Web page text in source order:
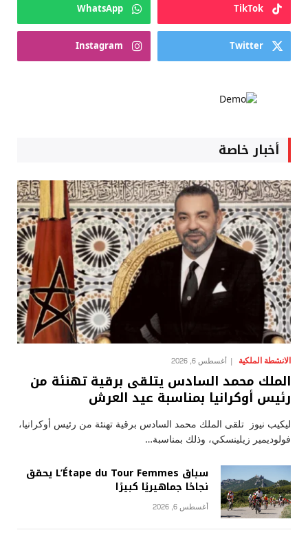
TikTok
WhatsApp
Twitter
Instagram
أخبار خاصة
الانشطة الملكية أغسطس 6, 2026
الملك محمد السادس يتلقى برقية تهنئة من
رئيس أوكرانيا بمناسبة عيد العرش
ليكيب نيوز تلقى الملك محمد السادس برقية تهنئة من رئيس أوكرانيا،
فولوديمير زيلينسكي، وذلك بمناسبة…
سباق L’Étape du Tour Femmes يحقق
نجاحًا جماهيريًا كبيرًا
أغسطس 6, 2026